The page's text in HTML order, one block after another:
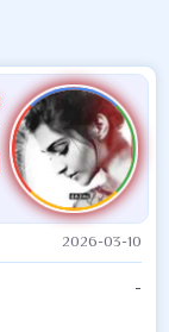
2026-03-10
-